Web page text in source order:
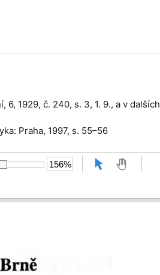
6, 1929, č. 240, s. 3, 1. 9., a v dalších
Praha, 1997, s. 55–56